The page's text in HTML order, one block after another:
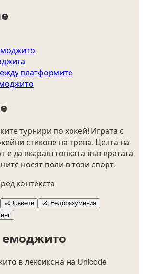
платформите
турнири по хокей! Играта с
стикове на трева. Целта на
е да вкараш топката във вратата
носят поли в този спорт.
контекста
🏑 Съвети 🏑 Недоразумения
емоджито
в лексикона на Unicode